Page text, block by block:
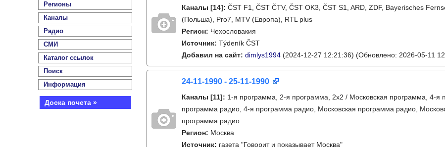
Регионы
Каналы
Радио
СМИ
Каталог ссылок
Поиск
Информация
Доска почета »
Каналы [14]: ČST F1, ČST ČTV, ČST OK3, ČST S1, ARD, ZDF, Bayerisches
(Польша), Pro7, MTV (Европа), RTL plus
Регион: Чехословакия
Источник: Týdeník ČST
Добавил на сайт: dimlys1994 (2024-12-27 12:21:36) (Обновлено: 2026-05-11
24-11-1990 - 25-11-1990
Каналы [11]: 1-я программа, 2-я программа, 2х2 / Московская программа, 4-
программа радио, 4-я программа радио, Московская программа радио,
программа радио
Регион: Москва
Источник: газета "Говорит и показывает Москва"